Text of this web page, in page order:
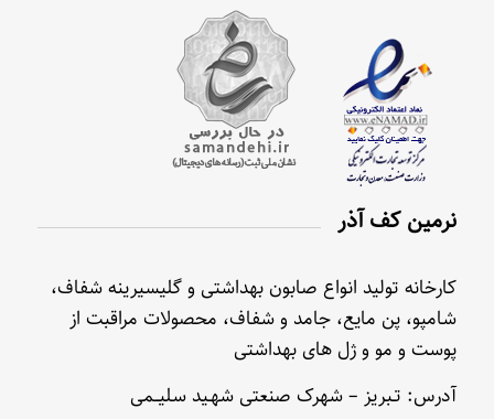
نرمین کف آذر
کارخانه تولید انواع صابون بهداشتی و گلیسیرینه شفاف،
شامپو، پن مایع، جامد و شفاف، محصولات مراقبت از
پوست و مو و ژل های بهداشتی
آدرس: تـبریز – شهرک صنعتی شهـید سلیــمی